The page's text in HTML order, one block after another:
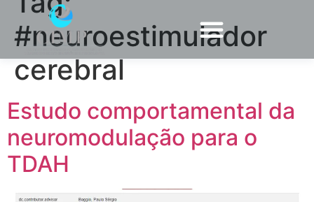
#neuroestimulador
cerebral
Estudo comportamental da
neuromodulação para o
TDAH